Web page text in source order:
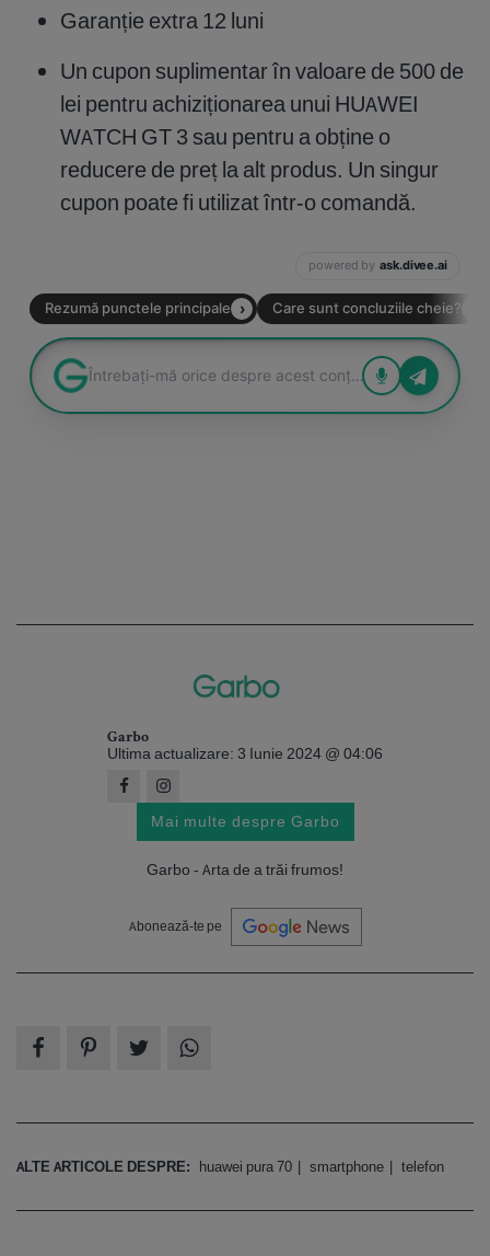
Garanție extra 12 luni
Un cupon suplimentar în valoare de 500 de
lei pentru achiziționarea unui HUAWEI
WATCH GT 3 sau pentru a obține o
reducere de preț la alt produs. Un singur
cupon poate fi utilizat într-o comandă.
Garbo
Ultima actualizare: 3 Iunie 2024 @ 04:06
Mai multe despre Garbo
Garbo - Arta de a trăi frumos!
Abonează-te pe
ALTE ARTICOLE DESPRE: huawei pura 70 smartphone telefon